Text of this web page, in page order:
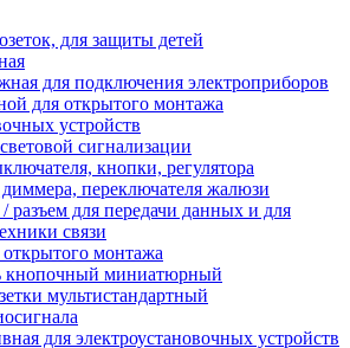
для защиты детей
для подключения электроприборов
для открытого монтажа
устройств
сигнализации
кнопки, регулятора
переключателя жалюзи
разъем для передачи данных и для
связи
монтажа
кнопочный миниатюрный
мультистандартный
для электроустановочных устройств